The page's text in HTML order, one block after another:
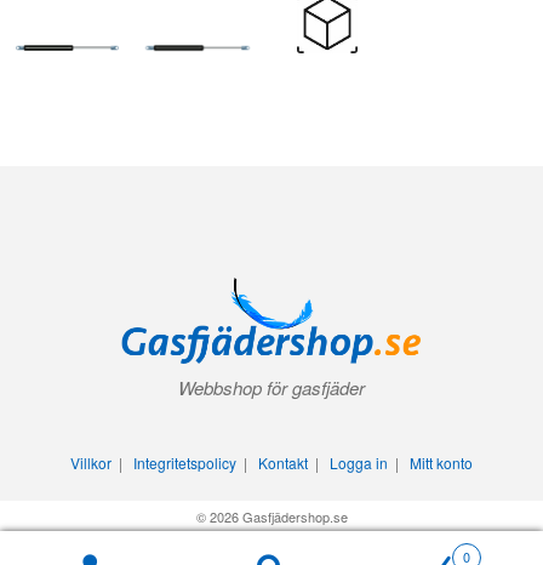
0
Webbshop för gasfjäder
Villkor | Integritetspolicy | Kontakt | Logga in | Mitt konto
© 2026 Gasfjädershop.se